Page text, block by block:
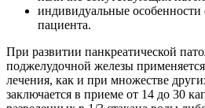
индивидуальные особенности
пациента.
При развитии панкреатической
поджелудочной железы
лечения, как и при множестве
заключается в приеме от 14 до 30